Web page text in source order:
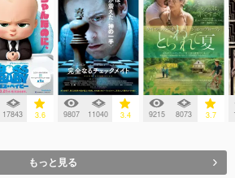
17843 3.6 9807 11040 3.4 9215 8073 3.7
もっと見る